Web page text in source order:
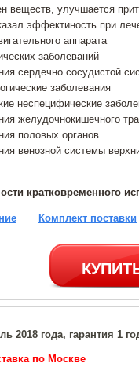
веществ, улучшается
эффектиность при
аппарата
заболеваний
сердечно сосудистой
заболевания
неспецифические
желудочнокишечного
половых органов
венозной системы
кратковременного
Комплект поставки
2018 года, гарантия 1
по Москве